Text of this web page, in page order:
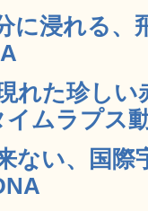
に浸れる、
れた珍しい
ムラプス
ない、国際